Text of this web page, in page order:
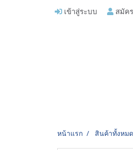
เข้าสู่ระบบ สมัค
หน้าแรก สินค้าทั้งหมด